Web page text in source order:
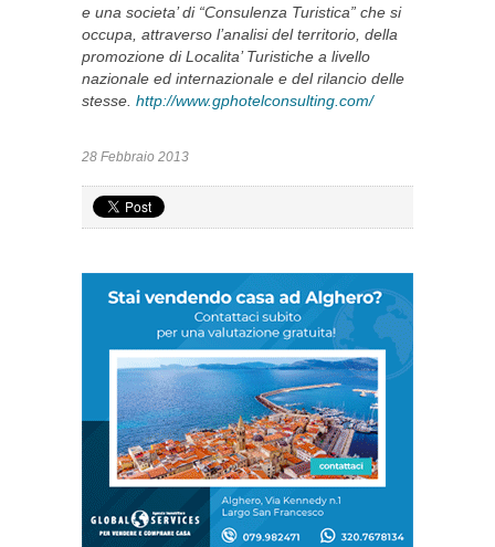
e una societa’ di “Consulenza Turistica” che si
occupa, attraverso l’analisi del territorio, della
promozione di Localita’ Turistiche a livello
nazionale ed internazionale e del rilancio delle
stesse. http://www.gphotelconsulting.com/
28 Febbraio 2013